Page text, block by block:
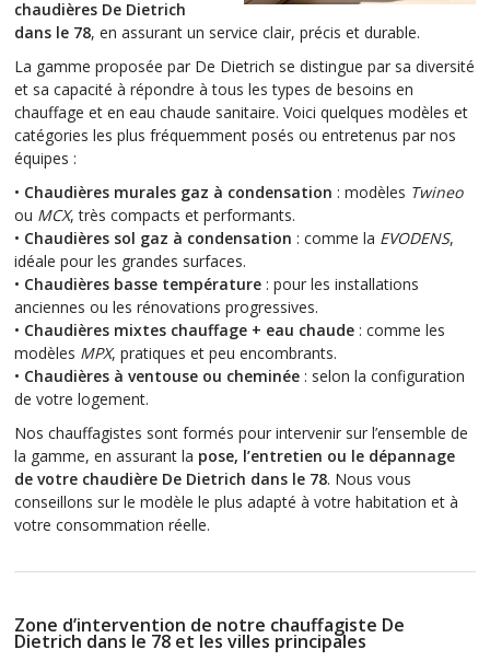
chaudières De Dietrich
dans le 78, en assurant un service clair, précis et durable.
La gamme proposée par De Dietrich se distingue par sa diversité
et sa capacité à répondre à tous les types de besoins en
chauffage et en eau chaude sanitaire. Voici quelques modèles et
catégories les plus fréquemment posés ou entretenus par nos
équipes :
• Chaudières murales gaz à condensation : modèles Twineo
ou MCX, très compacts et performants.
• Chaudières sol gaz à condensation : comme la EVODENS,
idéale pour les grandes surfaces.
• Chaudières basse température : pour les installations
anciennes ou les rénovations progressives.
• Chaudières mixtes chauffage + eau chaude : comme les
modèles MPX, pratiques et peu encombrants.
• Chaudières à ventouse ou cheminée : selon la configuration
de votre logement.
Nos chauffagistes sont formés pour intervenir sur l’ensemble de
la gamme, en assurant la pose, l’entretien ou le dépannage
de votre chaudière De Dietrich dans le 78. Nous vous
conseillons sur le modèle le plus adapté à votre habitation et à
votre consommation réelle.
Zone d’intervention de notre chauffagiste De
Dietrich dans le 78 et les villes principales